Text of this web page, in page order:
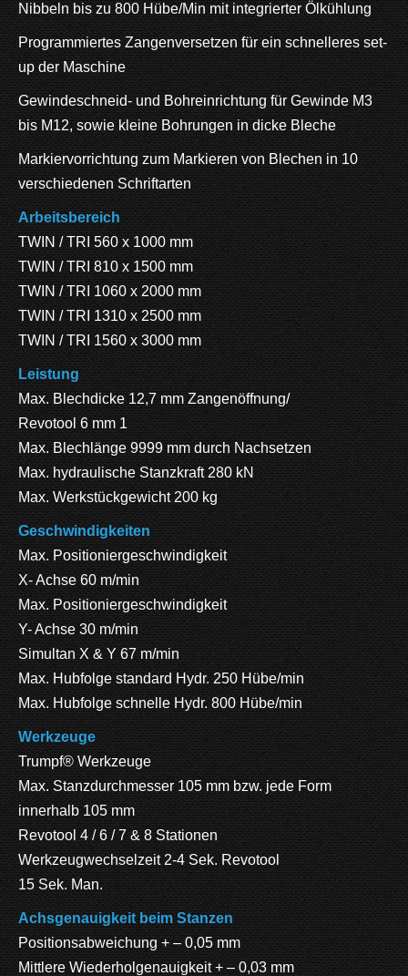
Nibbeln bis zu 800 Hübe/Min mit integrierter Ölkühlung
Programmiertes Zangenversetzen für ein schnelleres set-
up der Maschine
Gewindeschneid- und Bohreinrichtung für Gewinde M3
bis M12, sowie kleine Bohrungen in dicke Bleche
Markiervorrichtung zum Markieren von Blechen in 10
verschiedenen Schriftarten
Arbeitsbereich
TWIN / TRI 560 x 1000 mm
TWIN / TRI 810 x 1500 mm
TWIN / TRI 1060 x 2000 mm
TWIN / TRI 1310 x 2500 mm
TWIN / TRI 1560 x 3000 mm
Leistung
Max. Blechdicke 12,7 mm Zangenöffnung/
Revotool 6 mm 1
Max. Blechlänge 9999 mm durch Nachsetzen
Max. hydraulische Stanzkraft 280 kN
Max. Werkstückgewicht 200 kg
Geschwindigkeiten
Max. Positioniergeschwindigkeit
X- Achse 60 m/min
Max. Positioniergeschwindigkeit
Y- Achse 30 m/min
Simultan X & Y 67 m/min
Max. Hubfolge standard Hydr. 250 Hübe/min
Max. Hubfolge schnelle Hydr. 800 Hübe/min
Werkzeuge
Trumpf® Werkzeuge
Max. Stanzdurchmesser 105 mm bzw. jede Form
innerhalb 105 mm
Revotool 4 / 6 / 7 & 8 Stationen
Werkzeugwechselzeit 2-4 Sek. Revotool
15 Sek. Man.
Achsgenauigkeit beim Stanzen
Positionsabweichung + – 0,05 mm
Mittlere Wiederholgenauigkeit + – 0,03 mm